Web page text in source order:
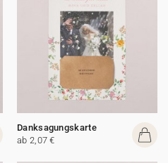
Danksagungskarte
ab 2,07 €